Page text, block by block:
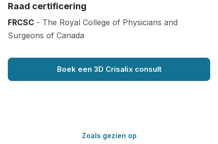
Raad certificering
FRCSC - The Royal College of Physicians and
Surgeons of Canada
Boek een 3D Crisalix consult
Zoals gezien op